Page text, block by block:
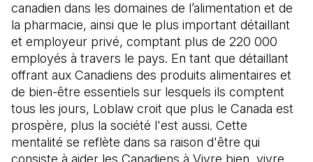
canadien dans les domaines de l’alimentation et de
la pharmacie, ainsi que le plus important détaillant
et employeur privé, comptant plus de 220 000
employés à travers le pays. En tant que détaillant
offrant aux Canadiens des produits alimentaires et
de bien-être essentiels sur lesquels ils comptent
tous les jours, Loblaw croit que plus le Canada est
prospère, plus la société l'est aussi. Cette
mentalité se reflète dans sa raison d'être qui
consiste à aider les Canadiens à Vivre bien, vivre